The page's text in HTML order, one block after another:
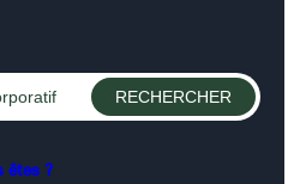
êtes ?